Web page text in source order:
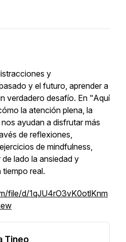
y
y el futuro, aprender a
verdadero desafío. En "Aquí
la atención plena, la
ayudan a disfrutar más
de reflexiones,
de mindfulness,
lado la ansiedad y
real.
file/d/1qJU4rO3vK0otlKnm
Tineo